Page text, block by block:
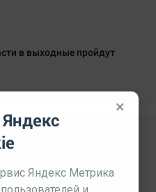
в выходные пройдут
×
Яндекс Метрика